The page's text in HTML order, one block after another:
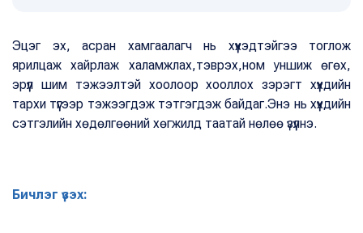
Эцэг эх, асран хамгаалагч нь хүүхэдтэйгээ тоглож
ярилцаж хайрлаж халамжлах,тэврэх,ном уншиж өгөх,
эрүүл шим тэжээлтэй хоолоор хооллох зэрэгт хүүхдийн
тархи түүгээр тэжээгдэж тэтгэгдэж байдаг.Энэ нь хүүхдийн
сэтгэлийн хөдөлгөөний хөгжилд таатай нөлөө үзүүлнэ.
Бичлэг үзэх: